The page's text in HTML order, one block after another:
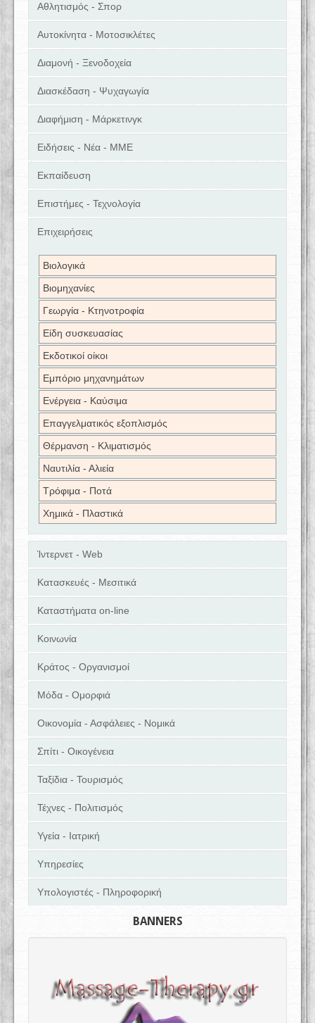
Αθλητισμός - Σπορ
Αυτοκίνητα - Μοτοσικλέτες
Διαμονή - Ξενοδοχεία
Διασκέδαση - Ψυχαγωγία
Διαφήμιση - Μάρκετινγκ
Ειδήσεις - Νέα - ΜΜΕ
Εκπαίδευση
Επιστήμες - Τεχνολογία
Επιχειρήσεις
Βιολογικά
Βιομηχανίες
Γεωργία - Κτηνοτροφία
Είδη συσκευασίας
Εκδοτικοί οίκοι
Εμπόριο μηχανημάτων
Ενέργεια - Καύσιμα
Επαγγελματικός εξοπλισμός
Θέρμανση - Κλιματισμός
Ναυτιλία - Αλιεία
Τρόφιμα - Ποτά
Χημικά - Πλαστικά
Ίντερνετ - Web
Κατασκευές - Μεσιτικά
Καταστήματα on-line
Κοινωνία
Κράτος - Οργανισμοί
Μόδα - Ομορφιά
Οικονομία - Ασφάλειες - Νομικά
Σπίτι - Οικογένεια
Ταξίδια - Τουρισμός
Τέχνες - Πολιτισμός
Υγεία - Ιατρική
Υπηρεσίες
Υπολογιστές - Πληροφορική
BANNERS